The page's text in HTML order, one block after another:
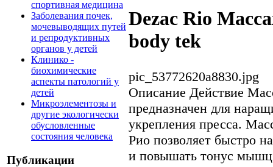
спортивная медицина
Заболевания почек,
мочевыводящих путей
и репродуктивных
органов у детей
Клинико -
биохимические
аспекты патологий у
детей
Микроэлементозы и
другие экологически
обусловленные
состояния человека
Публикации
Dezac Rio
body tek
pic_53772620a8830.jpg
Описание Действие
предназначен для
укрепления пресса.
Рио позволяет быстро
и повышать тонус